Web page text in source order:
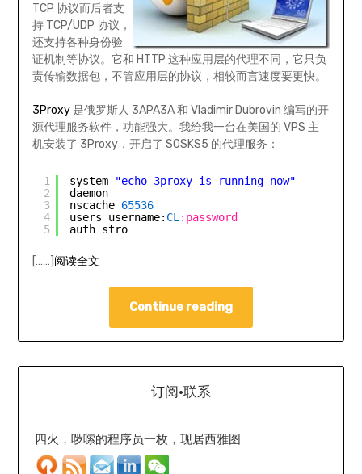
TCP 协议而后者支
持 TCP/UDP 协议，
还支持各种身份验
证机制等协议。它和 HTTP 这种应用层的代理不同，它只负
责传输数据包，不管应用层的协议，相较而言速度要更快。
3Proxy是俄罗斯人 3APA3A 和 Vladimir Dubrovin 编写的开
源代理服务软件，功能强大。我给我一台在美国的 VPS 主
机安装了 3Proxy，开启了 SOSKS5 的代理服务：
1
2
3
4
5
system
"echo 3proxy is running now"
daemon
nscache 65536
users username: CL :password
auth stro
[……] 阅读全文
Continue reading
订阅·联系
四火，啰嗦的程序员一枚，现居西雅图